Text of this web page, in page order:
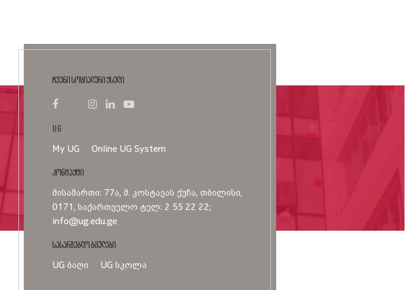
ჩვენი სოციალური ქსელი
UG
My UG Online UG System
კონტაქტი
მისამართი: 77ა, მ. კოსტავას ქუჩა, თბილისი,
0171, საქართველო ტელ: 2 55 22 22;
info@ug.edu.ge
სასარგებლო ბმულები
UG ბაღი UG სკოლა